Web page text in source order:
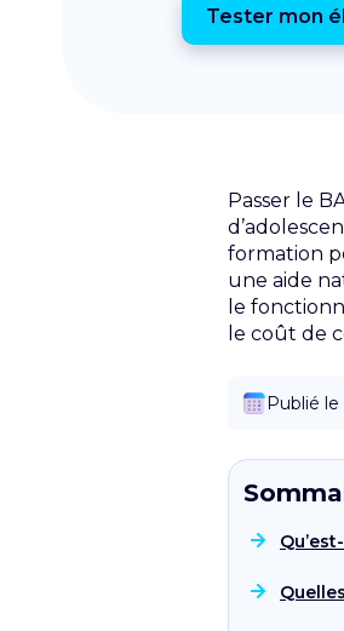
Tester mon
Passer le
formation
une aide
le
le coût de
Publié le